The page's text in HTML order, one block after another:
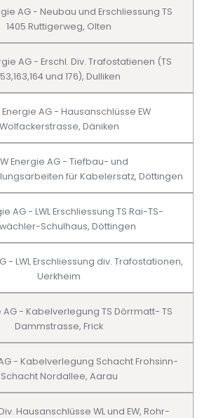
AG - Neubau und Erschliessung TS
1405 Ruttigerweg, Olten
AG - Erschl. Div. Trafostatienen (TS
und 176), Dulliken
AG - Hausanschlüsse EW
Wolfackerstrasse, Däniken
Energie AG - Tiefbau- und
für Kabelersatz, Döttingen
AG - LWL Erschliessung TS Rai-TS-
Schulhaus, Döttingen
- LWL Erschliessung div. Trafostationen,
Uerkheim
AG - Kabelverlegung TS Dörrmatt- TS
Dammstrasse, Frick
- Kabelverlegung Schacht Frohsinn-
Schacht Nordallee, Aarau
Hausanschlüsse WL und EW, Rohr-